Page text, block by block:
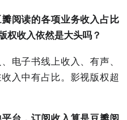
阅读的各项业务收入占比
权收入依然是大头吗？
电子书线上收入、有声、
入中有占比。影视版权超